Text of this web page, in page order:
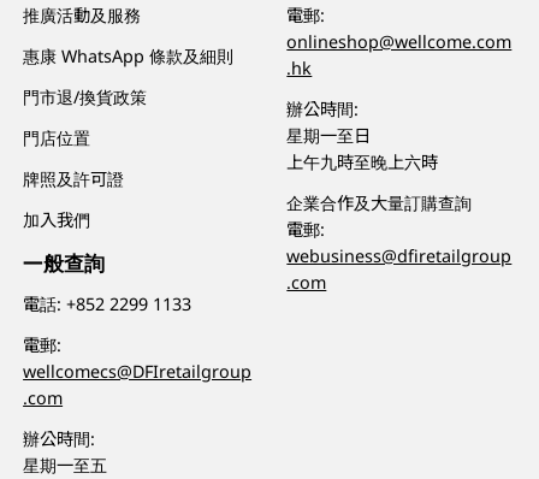
推廣活動及服務
惠康 WhatsApp 條款及細則
門市退/換貨政策
門店位置
牌照及許可證
加入我們
一般查詢
電話:+852 2299 1133
電郵:
wellcomecs@DFIretailgroup
.com
辦公時間:
星期一至五
電郵:
onlineshop@wellcome.com
.hk
辦公時間:
星期一至日
上午九時至晚上六時
企業合作及大量訂購查詢
電郵:
webusiness@dfiretailgroup
.com